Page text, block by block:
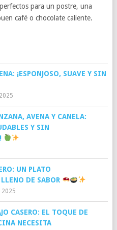
para un postre, una
café o chocolate caliente.
¡ESPONJOSO, SUAVE Y SIN
AVENA Y CANELA:
Y SIN
UN PLATO
DE SABOR
2025
CASERO: EL TOQUE DE
NECESITA